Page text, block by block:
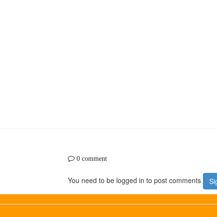
0 comment
You need to be logged in to post comments